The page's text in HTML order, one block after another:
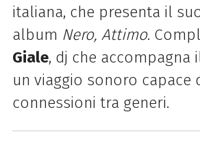
italiana, che presenta il
album Nero, Attimo.
Giale, dj che accompagna
un viaggio sonoro capace
connessioni tra generi.